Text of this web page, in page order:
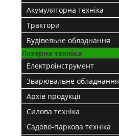
Акумуляторна техніка
Трактори
Будівельне обладнання
Лазерна техніка
Електроінструмент
Зварювальне обладнання
Архів продукції
Силова техніка
Садово-паркова техніка